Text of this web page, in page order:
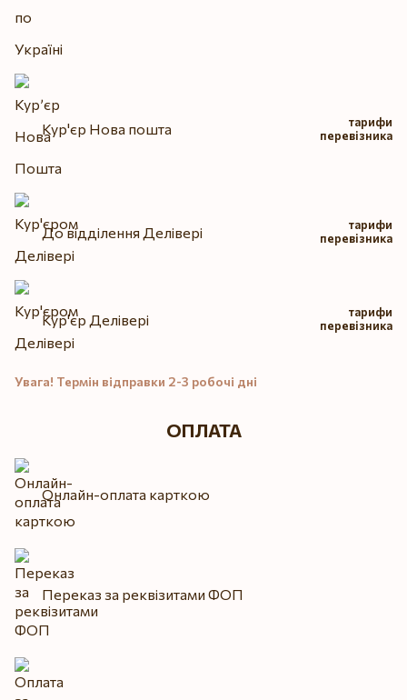
Кур'єр Нова пошта
тарифи
перевізника
До відділення Делівері
тарифи
перевізника
Кур'єр Делівері
тарифи
перевізника
Увага! Термін відправки 2-3 робочі дні
ОПЛАТА
Онлайн-оплата карткою
Переказ за реквізитами ФОП